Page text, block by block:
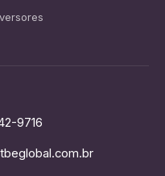
9716